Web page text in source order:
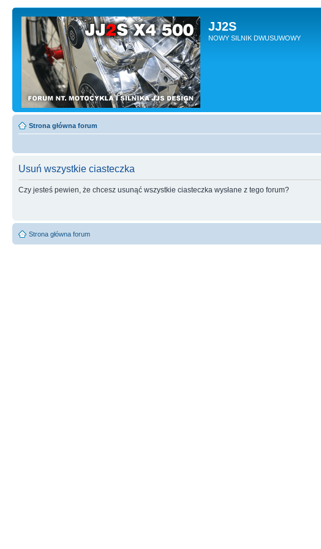
JJ2S
NOWY SILNIK DWUSUWOWY
Strona główna forum
Usuń wszystkie ciasteczka
Czy jesteś pewien, że chcesz usunąć wszystkie ciasteczka wysłane z tego forum?
Strona główna forum